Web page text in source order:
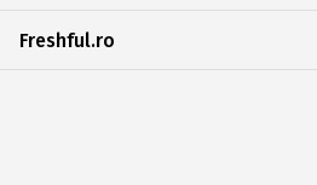
Freshful.ro